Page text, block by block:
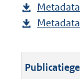
p
u
l
g
r
o